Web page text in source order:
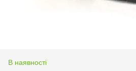
В наявності